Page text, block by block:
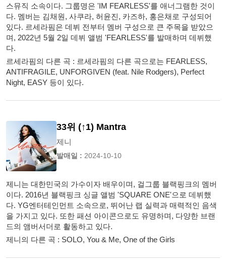
스뮤직 소속이다. 그룹명은 'IM FEARLESS'를 애너그램한 것이
다. 멤버는 김채원, 사쿠라, 허윤진, 카즈하, 홍은채로 구성되어
있다. 르세라핌은 데뷔 전부터 멤버 구성으로 큰 주목을 받았으
며, 2022년 5월 2일 데뷔 앨범 'FEARLESS'를 발매하며 데뷔했
다.
르세라핌의 다른 곡 : 르세라핌의 다른 곡으로는 FEARLESS,
ANTIFRAGILE, UNFORGIVEN (feat. Nile Rodgers), Perfect
Night, EASY 등이 있다.
33위 (↑1) Mantra
제니
발매일 : 2024-10-10
제니는 대한민국의 가수이자 배우이며, 걸그룹 블랙핑크의 멤버
이다. 2016년 블랙핑크 싱글 앨범 'SQUARE ONE'으로 데뷔했
다. YG엔터테인먼트 소속으로, 뛰어난 랩 실력과 매력적인 음색
을 가지고 있다. 또한 패션 아이콘으로도 유명하며, 다양한 브랜
드의 앰버서더로 활동하고 있다.
제니의 다른 곡 : SOLO, You & Me, One of the Girls